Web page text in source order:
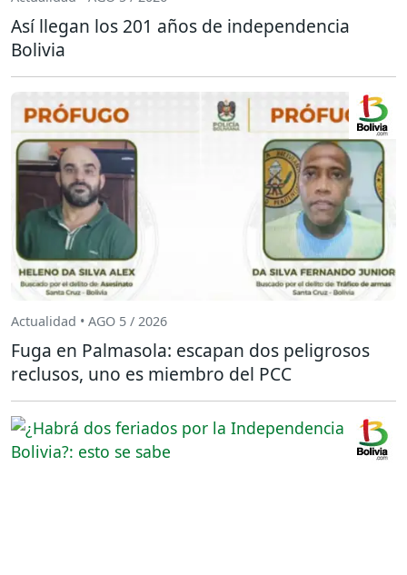
Así llegan los 201 años de independencia
Bolivia
Actualidad • AGO 5 / 2026
Fuga en Palmasola: escapan dos peligrosos
reclusos, uno es miembro del PCC